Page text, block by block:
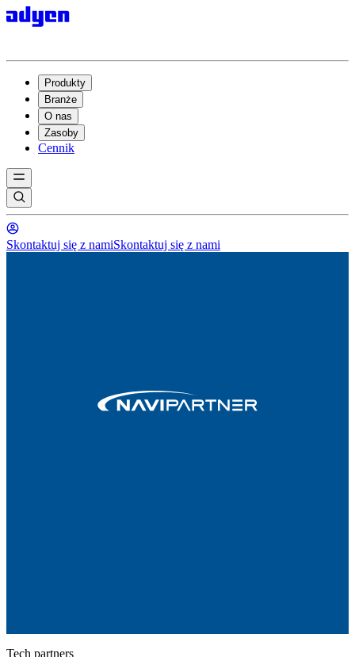
Produkty
Branże
O nas
Zasoby
Cennik
Skontaktuj się z namiSkontaktuj się z nami
Tech partners